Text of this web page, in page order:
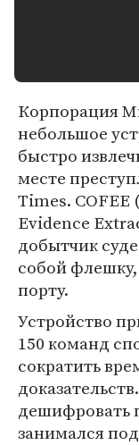
Корпорация
небольшое
быстро
месте
Times.
Evidence
добытчик
собой
порту.
Устройство
150 команд
сократить
дешифровать
занимался